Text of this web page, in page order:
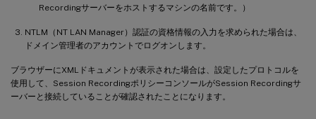
Recordingサーバーをホストするマシンの名前です。）
NTLM（NT LAN Manager）認証の資格情報の入力を求められた場合は、
ドメイン管理者のアカウントでログオンします。
ブラウザーにXMLドキュメントが表示された場合は、設定したプロトコルを
使用して、Session RecordingポリシーコンソールがSession Recordingサ
ーバーと接続していることが確認されたことになります。